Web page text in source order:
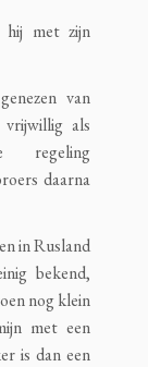
hij met zijn
van
vrijwillig als
regeling
daarna
in Rusland
bekend,
nog klein
met een
is dan een